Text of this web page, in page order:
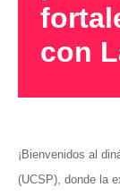
con
¡Bienvenidos al
(UCSP), donde la